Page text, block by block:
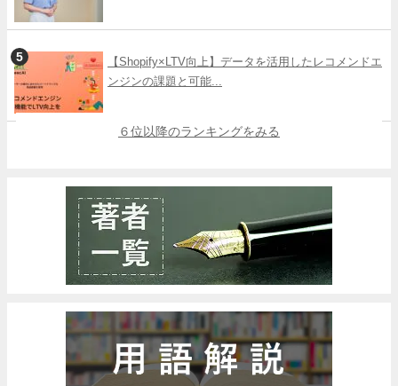
【Shopify×LTV向上】データを活用したレコメンドエ
ンジンの課題と可能...
６位以降のランキングをみる